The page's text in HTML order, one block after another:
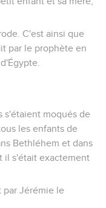
C'est ainsi que
par le prophète en
s'étaient moqués de
les enfants de
Bethléhem et dans
il s'était exactement
par Jérémie le